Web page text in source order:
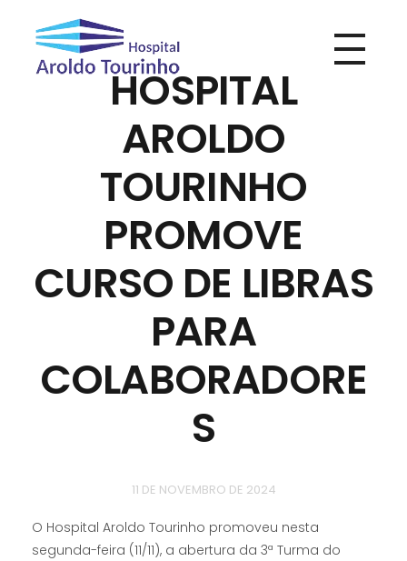
HOSPITAL
AROLDO
TOURINHO
PROMOVE
CURSO DE LIBRAS
PARA
COLABORADORE
S
11 DE NOVEMBRO DE 2024
O Hospital Aroldo Tourinho promoveu nesta
segunda-feira (11/11), a abertura da 3ª Turma do